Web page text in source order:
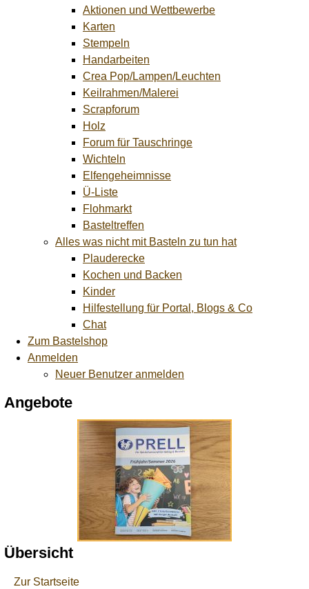
Aktionen und Wettbewerbe
Karten
Stempeln
Handarbeiten
Crea Pop/Lampen/Leuchten
Keilrahmen/Malerei
Scrapforum
Holz
Forum für Tauschringe
Wichteln
Elfengeheimnisse
Ü-Liste
Flohmarkt
Basteltreffen
Alles was nicht mit Basteln zu tun hat
Plauderecke
Kochen und Backen
Kinder
Hilfestellung für Portal, Blogs & Co
Chat
Zum Bastelshop
Anmelden
Neuer Benutzer anmelden
Angebote
Übersicht
Zur Startseite